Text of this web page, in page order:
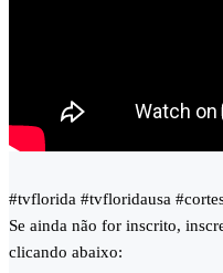
#tvflorida #tvfloridausa
Se ainda não for inscrito,
clicando abaixo: